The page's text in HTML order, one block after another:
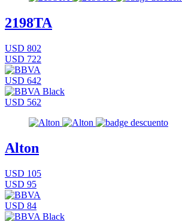
2198TA
USD 802
USD 722
USD 642
USD 562
Alton
USD 105
USD 95
USD 84